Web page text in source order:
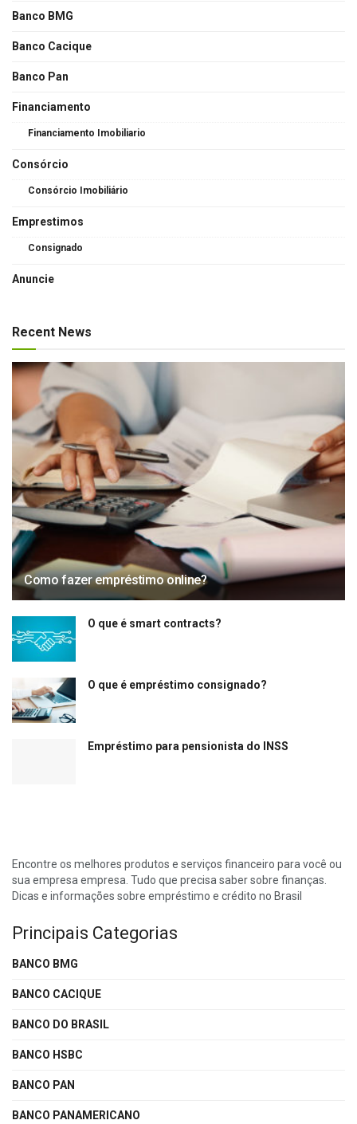
Banco BMG
Banco Cacique
Banco Pan
Financiamento
Financiamento Imobiliario
Consórcio
Consórcio Imobiliário
Emprestimos
Consignado
Anuncie
Recent News
Como fazer empréstimo online?
O que é smart contracts?
O que é empréstimo consignado?
Empréstimo para pensionista do INSS
Encontre os melhores produtos e serviços financeiro para você ou
sua empresa empresa. Tudo que precisa saber sobre finanças.
Dicas e informações sobre empréstimo e crédito no Brasil
Principais Categorias
BANCO BMG
BANCO CACIQUE
BANCO DO BRASIL
BANCO HSBC
BANCO PAN
BANCO PANAMERICANO